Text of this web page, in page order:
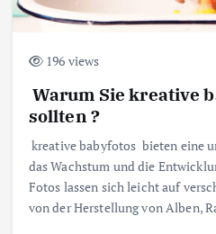
196 views
Warum Sie kreative
sollten ?
kreative babyfotos bieten eine
das Wachstum und die
Fotos lassen sich leicht auf
von der Herstellung von Alben,